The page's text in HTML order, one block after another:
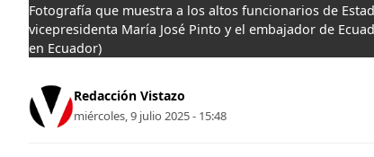
Fotografía que muestra a los altos funcionarios de
vicepresidenta María José Pinto y el embajador de
en Ecuador)
Redacción Vistazo
miércoles, 9 julio 2025 - 15:48